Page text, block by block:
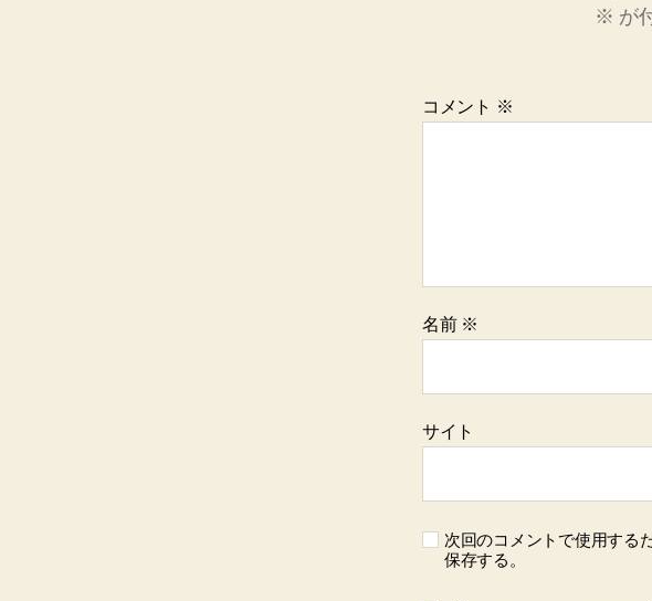
※ が
コメント ※
名前 ※
サイト
次回のコメントで使用する
保存する。